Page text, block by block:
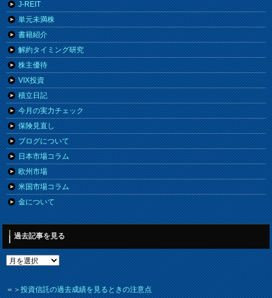
J-REIT
単元未満株
書籍紹介
解約タイミング研究
株主優待
VIX投資
積立日記
今月の実力チェック
保険見直し
ブログについて
日本市場コラム
欧州市場
米国市場コラム
金について
過去記事を見る
＝＞投資信託の過去成績を見るときの注意点